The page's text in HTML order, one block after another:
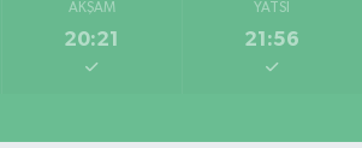
AKŞAM
20:21
YATSI
21:56